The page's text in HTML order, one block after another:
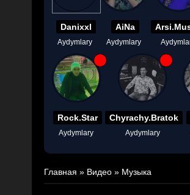
Danixxl
Aydymlary
AiNa
Aydymlary
Rock.Star
Aydymlary
Chyrachy.Bratok
Aydymlary
Главная » Видео » Музыка